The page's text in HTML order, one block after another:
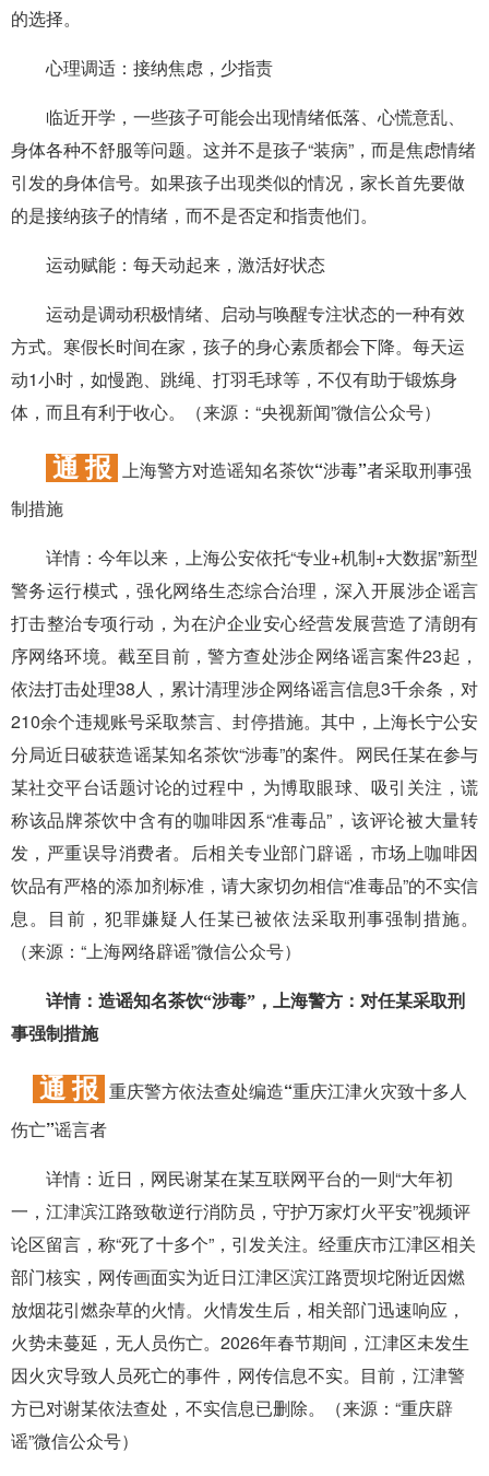
的选择。
心理调适：接纳焦虑，少指责
临近开学，一些孩子可能会出现情绪低落、心慌意乱、
身体各种不舒服等问题。这并不是孩子“装病”，而是焦虑情绪
引发的身体信号。如果孩子出现类似的情况，家长首先要做
的是接纳孩子的情绪，而不是否定和指责他们。
运动赋能：每天动起来，激活好状态
运动是调动积极情绪、启动与唤醒专注状态的一种有效
方式。寒假长时间在家，孩子的身心素质都会下降。每天运
动1小时，如慢跑、跳绳、打羽毛球等，不仅有助于锻炼身
体，而且有利于收心。（来源：“央视新闻”微信公众号）
通 报 上海警方对造谣知名茶饮“涉毒”者采取刑事强
制措施
详情： 今年以来，上海公安依托“专业+机制+大数据”新型
警务运行模式，强化网络生态综合治理，深入开展涉企谣言
打击整治专项行动，为在沪企业安心经营发展营造了清朗有
序网络环境。截至目前，警方查处涉企网络谣言案件23起，
依法打击处理38人，累计清理涉企网络谣言信息3千余条，对
210余个违规账号采取禁言、封停措施。其中，上海长宁公安
分局近日破获造谣某知名茶饮“涉毒”的案件。网民任某在参与
某社交平台话题讨论的过程中，为博取眼球、吸引关注，谎
称该品牌茶饮中含有的咖啡因系“准毒品”，该评论被大量转
发，严重误导消费者。后相关专业部门辟谣，市场上咖啡因
饮品有严格的添加剂标准，请大家切勿相信“准毒品”的不实信
息。目前，犯罪嫌疑人任某已被依法采取刑事强制措施。
（来源：“上海网络辟谣”微信公众号）
详情：造谣知名茶饮“涉毒”，上海警方：对任某采取刑
事强制措施
通 报 重庆警方依法查处编造“重庆江津火灾致十多人
伤亡”谣言者
详情： 近日，网民谢某在某互联网平台的一则“大年初
一，江津滨江路致敬逆行消防员，守护万家灯火平安”视频评
论区留言，称“死了十多个”，引发关注。经重庆市江津区相关
部门核实，网传画面实为近日江津区滨江路贾坝坨附近因燃
放烟花引燃杂草的火情。火情发生后，相关部门迅速响应，
火势未蔓延，无人员伤亡。2026年春节期间，江津区未发生
因火灾导致人员死亡的事件，网传信息不实。目前，江津警
方已对谢某依法查处，不实信息已删除。（来源：“重庆辟
谣”微信公众号）